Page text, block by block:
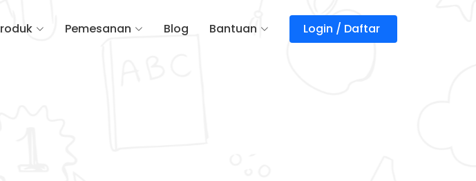
Pemesanan Blog Bantuan Login / Daftar